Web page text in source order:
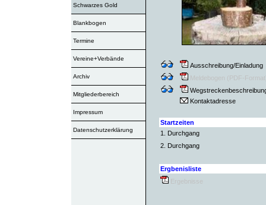
Schwarzes Gold
Blankbogen
Termine
Vereine+Verbände
Archiv
Mitgliederbereich
Impressum
Datenschutzerklärung
Ausschreibung/Einladung
Meldebogen (PDF-
Kontaktadresse
Startzeiten
1. Durchgang
2. Durchgang
Ergbenisliste
E rgebnisse